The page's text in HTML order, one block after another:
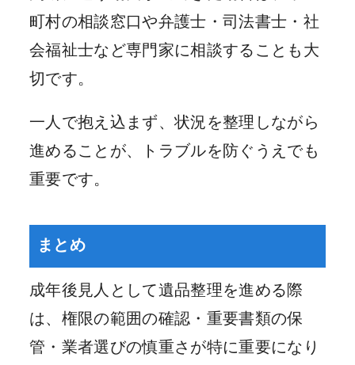
町村の相談窓口や弁護士・司法書士・社
会福祉士など専門家に相談することも大
切です。
一人で抱え込まず、状況を整理しながら
進めることが、トラブルを防ぐうえでも
重要です。
まとめ
成年後見人として遺品整理を進める際
は、権限の範囲の確認・重要書類の保
管・業者選びの慎重さが特に重要になり